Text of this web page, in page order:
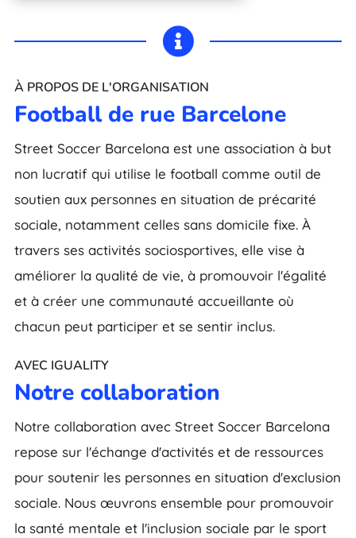

À PROPOS DE L'ORGANISATION
Football de rue Barcelone
Street Soccer Barcelona est une association à but
non lucratif qui utilise le football comme outil de
soutien aux personnes en situation de précarité
sociale, notamment celles sans domicile fixe. À
travers ses activités sociosportives, elle vise à
améliorer la qualité de vie, à promouvoir l'égalité
et à créer une communauté accueillante où
chacun peut participer et se sentir inclus.
AVEC IGUALITY
Notre collaboration
Notre collaboration avec Street Soccer Barcelona
repose sur l'échange d'activités et de ressources
pour soutenir les personnes en situation d'exclusion
sociale. Nous œuvrons ensemble pour promouvoir
la santé mentale et l'inclusion sociale par le sport